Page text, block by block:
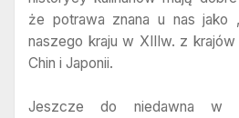
że potrawa znana u nas jako
naszego kraju w XIIIw. z
Chin i Japonii.
Jeszcze do niedawna w